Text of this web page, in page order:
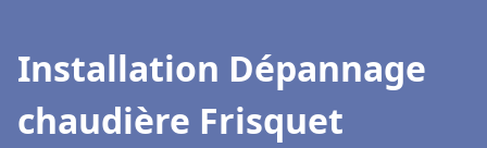
Installation Dépannage
chaudière Frisquet